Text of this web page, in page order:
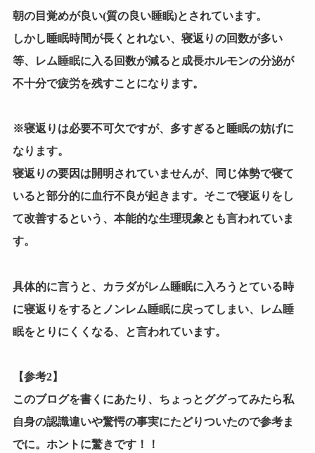
朝の目覚めが良い(質の良い睡眠)とされています。
しかし睡眠時間が長くとれない、寝返りの回数が多い
等、レム睡眠に入る回数が減ると成長ホルモンの分泌が
不十分で疲労を残すことになります。
※寝返りは必要不可欠ですが、多すぎると睡眠の妨げに
なります。
寝返りの要因は開明されていませんが、同じ体勢で寝て
いると部分的に血行不良が起きます。そこで寝返りをし
て改善するという、本能的な生理現象とも言われていま
す。
具体的に言うと、カラダがレム睡眠に入ろうとている時
に寝返りをするとノンレム睡眠に戻ってしまい、レム睡
眠をとりにくくなる、と言われています。
【参考2】
このブログを書くにあたり、ちょっとググってみたら私
自身の認識違いや驚愕の事実にたどりついたので参考ま
でに。ホントに驚きです！！